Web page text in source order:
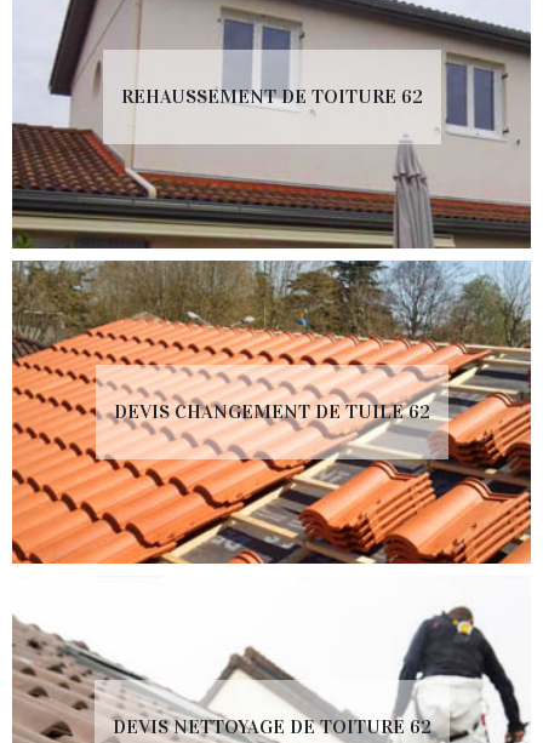
REHAUSSEMENT DE TOITURE 62
DEVIS CHANGEMENT DE TUILE 62
DEVIS NETTOYAGE DE TOITURE 62